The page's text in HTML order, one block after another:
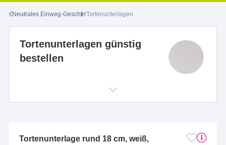
Neutrales Einweg-GeschirrTortenunterlagen
Tortenunterlagen günstig
bestellen
Tortenunterlage rund 18 cm, weiß,